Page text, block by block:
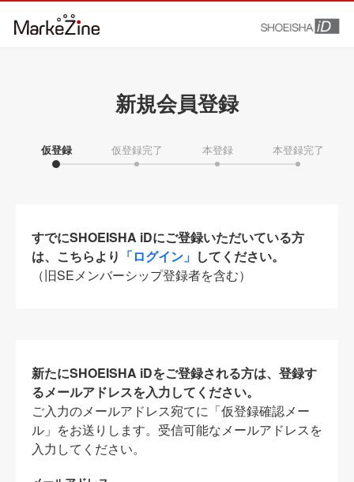
新規会員登録
仮登録 仮登録完了 本登録 本登録完了
すでにSHOEISHA iDにご登録いただいている方
は、こちらより 「ログイン」 してください。
（旧SEメンバーシップ登録者を含む）
新たにSHOEISHA iDをご登録される方は、登録す
るメールアドレスを入力してください。
ご入力のメールアドレス宛てに「仮登録確認メー
ル」をお送りします。受信可能なメールアドレスを
入力してください。